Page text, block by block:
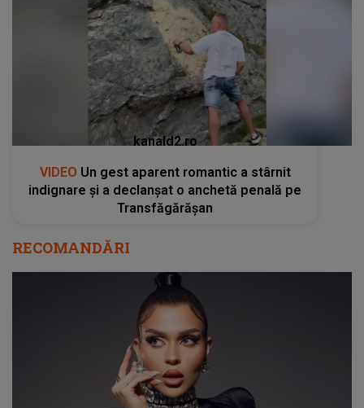
kanald2.ro
VIDEO Un gest aparent romantic a stârnit
indignare și a declanșat o anchetă penală pe
Transfăgărășan
RECOMANDĂRI